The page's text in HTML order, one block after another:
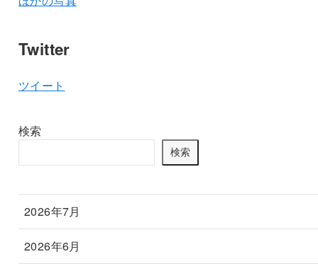
Twitter
ツイート
検索
検索
2026年7月
2026年6月